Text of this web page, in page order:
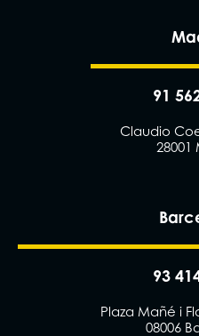
91
Claudio
28001
93
Plaza Mañé i
08006